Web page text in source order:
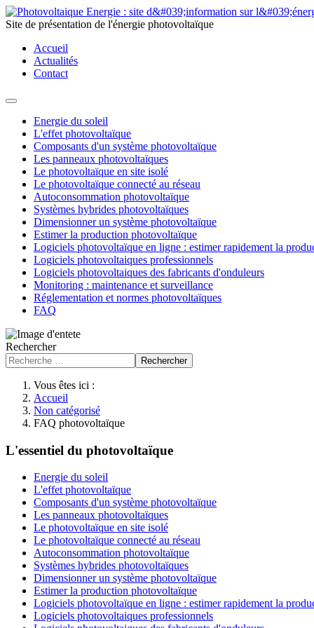
Site de présentation de l'énergie photovoltaïque
Accueil
Actualités
Contact
Energie du soleil
L'effet photovoltaïque
Composants d'un système photovoltaïque
Les panneaux photovoltaïques
Le photovoltaïque en site isolé
Le photovoltaïque connecté au réseau
Autoconsommation photovoltaïque
Systèmes hybrides photovoltaïques
Dimensionner un système photovoltaïque
Estimer la production photovoltaïque
Logiciels photovoltaïque en ligne : estimer rapidement la
Logiciels photovoltaiques professionnels
Logiciels photovoltaiques des fabricants d'onduleurs
Monitoring : maintenance et surveillance
Réglementation et normes photovoltaïques
FAQ
Rechercher
Rechercher
Vous êtes ici :
Accueil
Non catégorisé
FAQ photovoltaïque
L'essentiel du photovoltaïque
Energie du soleil
L'effet photovoltaïque
Composants d'un système photovoltaïque
Les panneaux photovoltaïques
Le photovoltaïque en site isolé
Le photovoltaïque connecté au réseau
Autoconsommation photovoltaïque
Systèmes hybrides photovoltaïques
Dimensionner un système photovoltaïque
Estimer la production photovoltaïque
Logiciels photovoltaïque en ligne : estimer rapidement la
Logiciels photovoltaiques professionnels